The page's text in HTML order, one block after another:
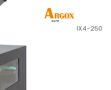
IX4-250